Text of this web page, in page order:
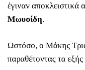
έγιναν αποκλειστικά
Μωυσίδη.
Ωστόσο, ο Μάκης
παραθέτοντας τα εξής